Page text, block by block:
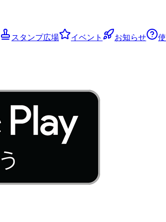
スタンプ広場 イベント お知らせ